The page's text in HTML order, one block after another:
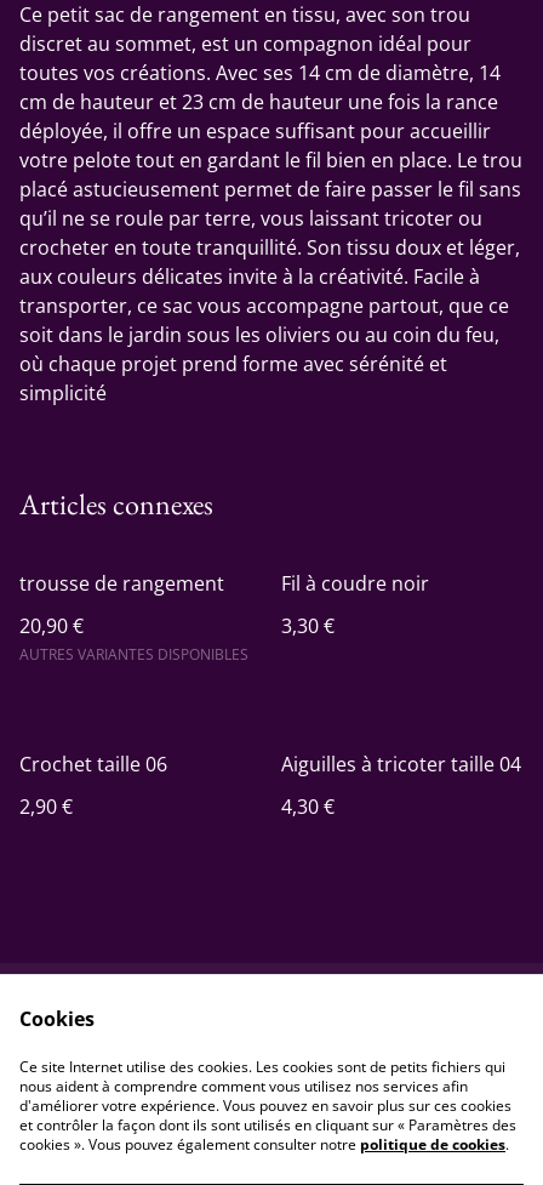
Ce petit sac de rangement en tissu, avec son trou
discret au sommet, est un compagnon idéal pour
toutes vos créations. Avec ses 14 cm de diamètre, 14
cm de hauteur et 23 cm de hauteur une fois la rance
déployée, il offre un espace suffisant pour accueillir
votre pelote tout en gardant le fil bien en place. Le trou
placé astucieusement permet de faire passer le fil sans
qu’il ne se roule par terre, vous laissant tricoter ou
crocheter en toute tranquillité. Son tissu doux et léger,
aux couleurs délicates invite à la créativité. Facile à
transporter, ce sac vous accompagne partout, que ce
soit dans le jardin sous les oliviers ou au coin du feu,
où chaque projet prend forme avec sérénité et
simplicité
Articles connexes
trousse de rangement
20,90 €
AUTRES VARIANTES DISPONIBLES
Fil à coudre noir
3,30 €
Crochet taille 06
2,90 €
Aiguilles à tricoter taille 04
4,30 €
Politique de
confidentialité
Politique de cookies
Cookies
Ce site Internet utilise des cookies. Les cookies sont de petits fichiers qui
nous aident à comprendre comment vous utilisez nos services afin
d'améliorer votre expérience. Vous pouvez en savoir plus sur ces cookies
et contrôler la façon dont ils sont utilisés en cliquant sur « Paramètres des
cookies ». Vous pouvez également consulter notre politique de cookies.